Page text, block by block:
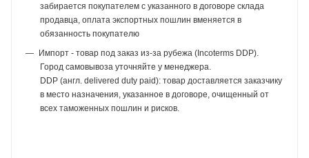
забирается покупателем с указанного в договоре склада
продавца, оплата экспортных пошлин вменяется в
обязанность покупателю
Импорт - товар под заказ из-за рубежа (Incoterms DDP).
Город самовывоза уточняйте у менеджера.
DDP (англ. delivered duty paid): товар доставляется заказчику
в место назначения, указанное в договоре, очищенный от
всех таможенных пошлин и рисков.